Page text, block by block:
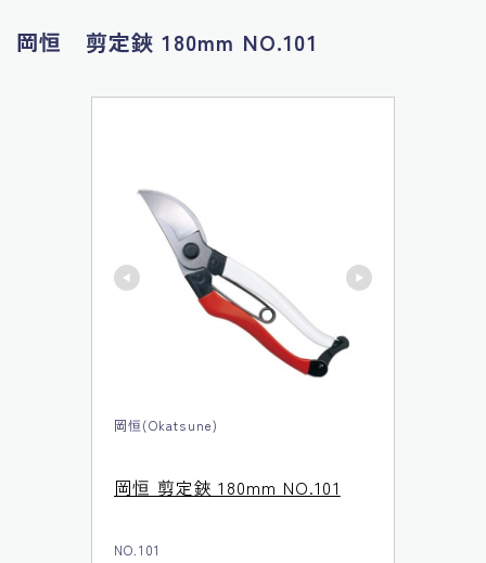
岡恒 剪定鋏 180mm NO.101
岡恒(Okatsune)
岡恒 剪定鋏 180mm NO.101
NO.101